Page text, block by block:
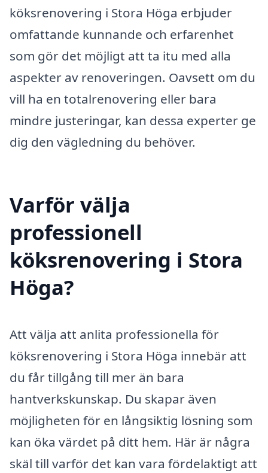
köksrenovering i Stora Höga erbjuder
omfattande kunnande och erfarenhet
som gör det möjligt att ta itu med alla
aspekter av renoveringen. Oavsett om du
vill ha en totalrenovering eller bara
mindre justeringar, kan dessa experter ge
dig den vägledning du behöver.
Varför välja
professionell
köksrenovering i Stora
Höga?
Att välja att anlita professionella för
köksrenovering i Stora Höga innebär att
du får tillgång till mer än bara
hantverkskunskap. Du skapar även
möjligheten för en långsiktig lösning som
kan öka värdet på ditt hem. Här är några
skäl till varför det kan vara fördelaktigt att